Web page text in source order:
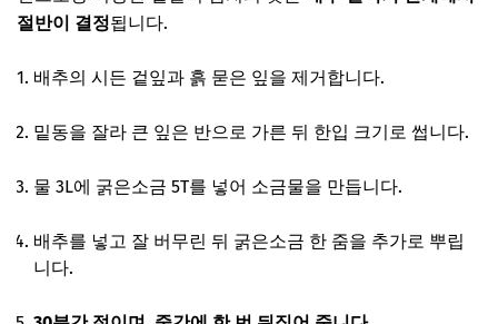
절반이 결정됩니다.
배추의 시든 겉잎과 흙 묻은 잎을 제거합니다.
밑동을 잘라 큰 잎은 반으로 가른 뒤 한입 크기로 썹니다.
물 3L에 굵은소금 5T를 넣어 소금물을 만듭니다.
배추를 넣고 잘 버무린 뒤 굵은소금 한 줌을 추가로 뿌립
니다.